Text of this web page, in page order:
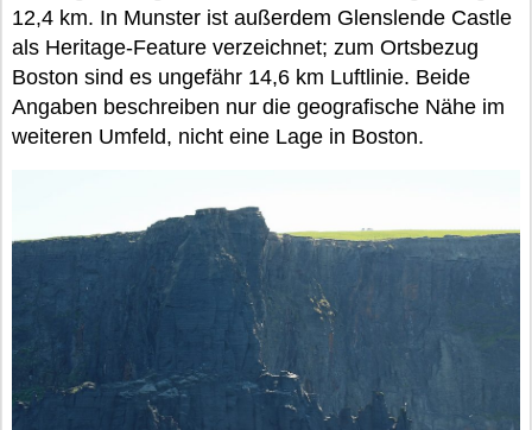
12,4 km. In Munster ist außerdem Glenslende Castle
als Heritage-Feature verzeichnet; zum Ortsbezug
Boston sind es ungefähr 14,6 km Luftlinie. Beide
Angaben beschreiben nur die geografische Nähe im
weiteren Umfeld, nicht eine Lage in Boston.